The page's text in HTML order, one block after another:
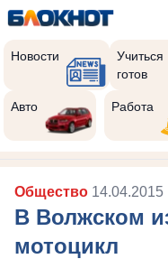
Новости
Учиться
готов
Авто Работа
Общество 14.04.2015
В Волжском
мотоцикл